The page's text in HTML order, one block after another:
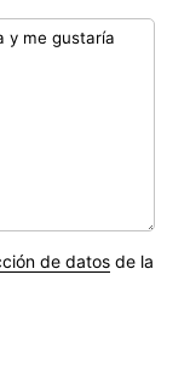
de datosde la